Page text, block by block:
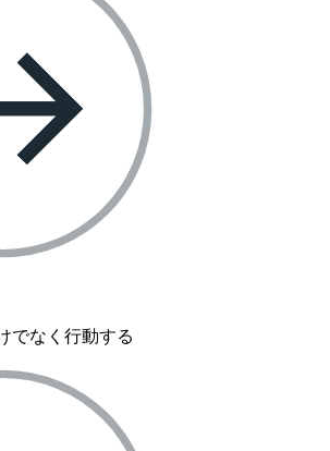
でなく行動する